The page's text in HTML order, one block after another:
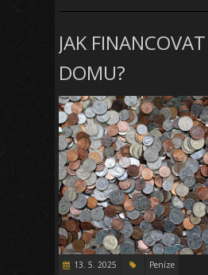
JAK
DOMU?
13. 5. 2025 Peníze